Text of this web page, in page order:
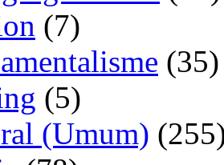
(7)
(35)
(5)
(Umum)